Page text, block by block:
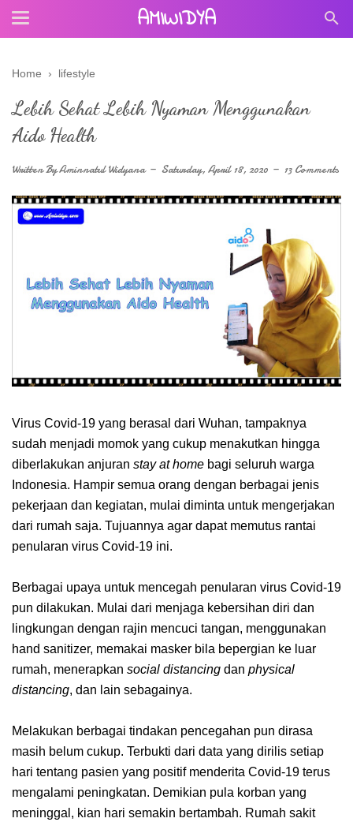
AMIWIDYA
Home › lifestyle
Lebih Sehat Lebih Nyaman Menggunakan
Aido Health
Written ByAminnatul Widyana Saturday, April 18, 2020 13 Comments
Virus Covid-19 yang berasal dari Wuhan, tampaknya
sudah menjadi momok yang cukup menakutkan hingga
diberlakukan anjuran stay at home bagi seluruh warga
Indonesia. Hampir semua orang dengan berbagai jenis
pekerjaan dan kegiatan, mulai diminta untuk mengerjakan
dari rumah saja. Tujuannya agar dapat memutus rantai
penularan virus Covid-19 ini.
Berbagai upaya untuk mencegah penularan virus Covid-19
pun dilakukan. Mulai dari menjaga kebersihan diri dan
lingkungan dengan rajin mencuci tangan, menggunakan
hand sanitizer, memakai masker bila bepergian ke luar
rumah, menerapkan social distancing dan physical
distancing, dan lain sebagainya.
Melakukan berbagai tindakan pencegahan pun dirasa
masih belum cukup. Terbukti dari data yang dirilis setiap
hari tentang pasien yang positif menderita Covid-19 terus
mengalami peningkatan. Demikian pula korban yang
meninggal, kian hari semakin bertambah. Rumah sakit